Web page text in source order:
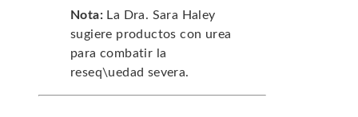
Nota: La Dra. Sara Haley
sugiere productos con urea
para combatir la
reseq\uedad severa.